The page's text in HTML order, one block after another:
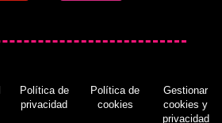
Política de
privacidad
Política de
cookies
Gestionar
cookies y
privacidad